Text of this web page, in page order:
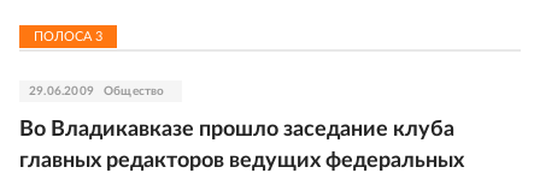
ПОЛОСА 3
29.06.2009 Общество
Во Владикавказе прошло заседание клуба
главных редакторов ведущих федеральных